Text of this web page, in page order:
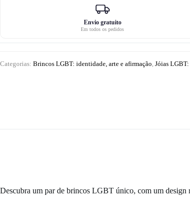
Envio gratuito
Em todos os pedidos
Categorias: Brincos LGBT: identidade, arte e afirmação Jóias
Descubra um par de brincos LGBT único, com um